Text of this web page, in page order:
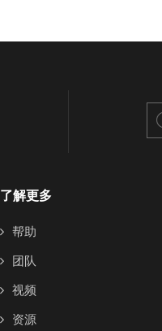
了解更多
帮助
团队
视频
资源